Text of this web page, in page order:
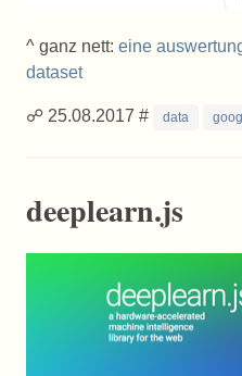
^ ganz nett: eine
dataset
☍ 25.08.2017 # data
deeplearn.js